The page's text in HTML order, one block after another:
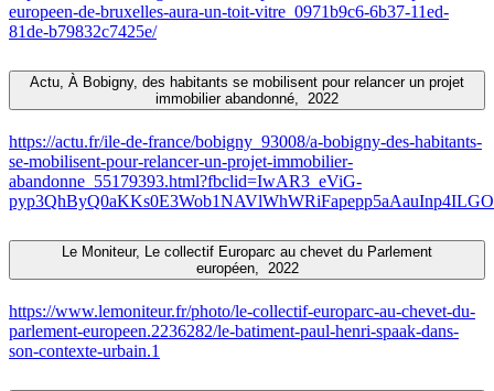
europeen-de-bruxelles-aura-un-toit-vitre_0971b9c6-6b37-11ed-
81de-b79832c7425e/
Actu, À Bobigny, des habitants se mobilisent pour relancer un projet
immobilier abandonné, 2022
https://actu.fr/ile-de-france/bobigny_93008/a-bobigny-des-habitants-
se-mobilisent-pour-relancer-un-projet-immobilier-
abandonne_55179393.html?fbclid=IwAR3_eViG-
Le Moniteur, Le collectif Europarc au chevet du Parlement
européen, 2022
https://www.lemoniteur.fr/photo/le-collectif-europarc-au-chevet-du-
parlement-europeen.2236282/le-batiment-paul-henri-spaak-dans-
son-contexte-urbain.1